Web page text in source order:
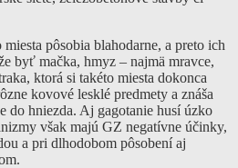
pôsobia blahodarne, a preto ich
byť mačka, hmyz – najmä mravce,
ktorá si takéto miesta dokonca
kovové lesklé predmety a znáša
do hniezda. Aj gagotanie husí úzko
však majú GZ negatívne účinky,
a pri dlhodobom pôsobení aj